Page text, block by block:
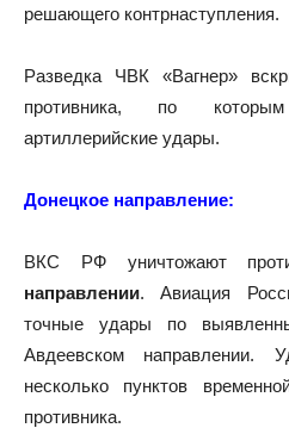
решающего контрнаступления.
Разведка ЧВК «Вагнер»
противника, по
артиллерийские удары.
Донецкое направление:
ВКС РФ уничтожают
направлении. Авиация
точные удары по
Авдеевском направлении.
несколько пунктов
противника.